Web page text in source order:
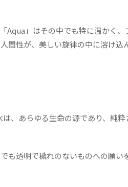
Aqua」はその中でも特に温かく、
間性が、美しい旋律の中に溶け込
は、あらゆる生命の源であり、純粋
も透明で穢れのないものへの願い